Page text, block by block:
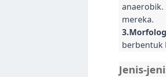
anaerobik.
mereka.
berbentuk
Jenis-